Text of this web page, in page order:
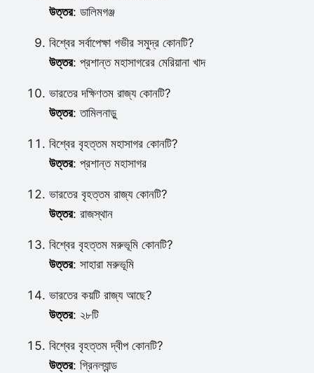
উত্তর: ডালিমগঞ্জ
বিশ্বের সর্বাপেক্ষা গভীর সমুদ্র কোনটি?
উত্তর: প্রশান্ত মহাসাগরের মেরিয়ানা খাদ
ভারতের দক্ষিণতম রাজ্য কোনটি?
উত্তর: তামিলনাড়ু
বিশ্বের বৃহত্তম মহাসাগর কোনটি?
উত্তর: প্রশান্ত মহাসাগর
ভারতের বৃহত্তম রাজ্য কোনটি?
উত্তর: রাজস্থান
বিশ্বের বৃহত্তম মরুভূমি কোনটি?
উত্তর: সাহারা মরুভূমি
ভারতের কয়টি রাজ্য আছে?
উত্তর: ২৮টি
বিশ্বের বৃহত্তম দ্বীপ কোনটি?
উত্তর: গ্রিনল্যান্ড